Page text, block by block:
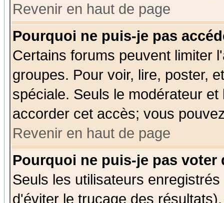
Revenir en haut de page
Pourquoi ne puis-je pas
Certains forums peuvent limiter
groupes. Pour voir, lire, poster,
spéciale. Seuls le modérateur
accorder cet accès; vous
Revenir en haut de page
Pourquoi ne puis-je pas voter
Seuls les utilisateurs
d'éviter le trucage des